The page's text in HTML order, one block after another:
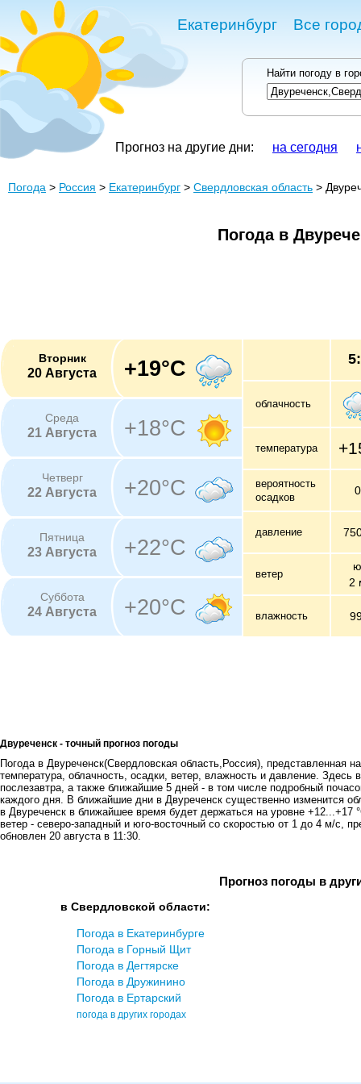
Екатеринбург Все
Найти погоду в
Прогноз на другие дни: на сегодня
Погода > Россия > Екатеринбург > Свердловская область >
Погода в
Вторник
20 Августа +19°C
Среда
21 Августа +18°C
Четверг
22 Августа +20°C
Пятница
23 Августа +22°C
Суббота
24 Августа +20°C
облачность
температура
вероятность
осадков
давление
ветер
2
влажность
Двуреченск - точный прогноз погоды
Погода в Двуреченск(Свердловская область,Россия), представленная
температура, облачность, осадки, ветер, влажность и давление. Здесь
послезавтра, а также ближайшие 5 дней - в том числе подробный
каждого дня. В ближайшие дни в Двуреченск существенно изменится
в Двуреченск в ближайшее время будет держаться на уровне
ветер - северо-западный и юго-восточный со скоростью от 1 до 4 м/с,
обновлен 20 августа в 11:30.
Прогноз погоды в
в Свердловской области:
Погода в Екатеринбурге
Погода в Горный Щит
Погода в Дегтярске
Погода в Дружинино
Погода в Ертарский
погода в других городах